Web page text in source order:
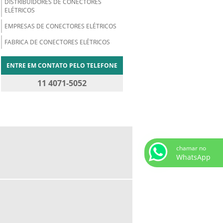
DISTRIBUIDORES DE CONECTORES
ELÉTRICOS
EMPRESAS DE CONECTORES ELÉTRICOS
FABRICA DE CONECTORES ELÉTRICOS
ENTRE EM CONTATO PELO TELEFONE
11 4071-5052
chamar no
WhatsApp